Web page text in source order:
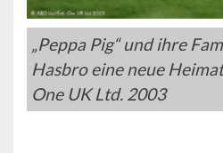
„Peppa Pig“ und ihre
Hasbro eine neue
One UK Ltd. 2003